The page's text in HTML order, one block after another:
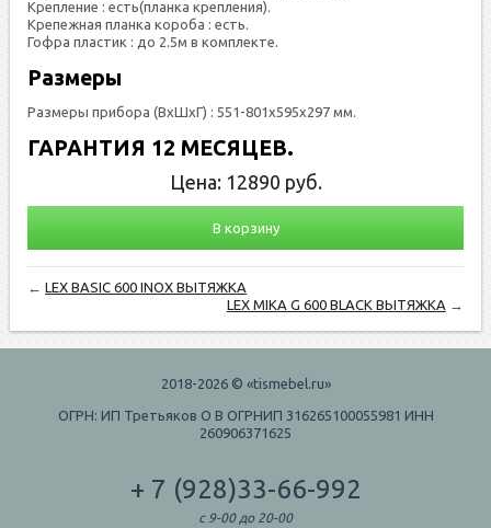
Крепление : есть(планка крепления).
Крепежная планка короба : есть.
Гофра пластик : до 2.5м в комплекте.
Размеры
Размеры прибора (ВхШхГ) : 551-801х595х297 мм.
ГАРАНТИЯ 12 МЕСЯЦЕВ.
Цена: 12890 руб.
В корзину
←LEX BASIC 600 INOX ВЫТЯЖКА
LEX MIKA G 600 BLACK ВЫТЯЖКА →
2018-2026 © «tismebel.ru»
ОГРН: ИП Третьяков О В ОГРНИП 316265100055981 ИНН
260906371625
+ 7 (928)33-66-992
с 9-00 до 20-00